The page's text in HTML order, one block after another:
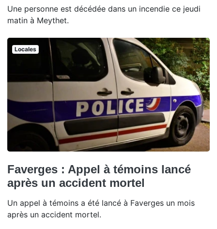
Une personne est décédée dans un incendie ce jeudi
matin à Meythet.
Locales
Faverges : Appel à témoins lancé
après un accident mortel
Un appel à témoins a été lancé à Faverges un mois
après un accident mortel.